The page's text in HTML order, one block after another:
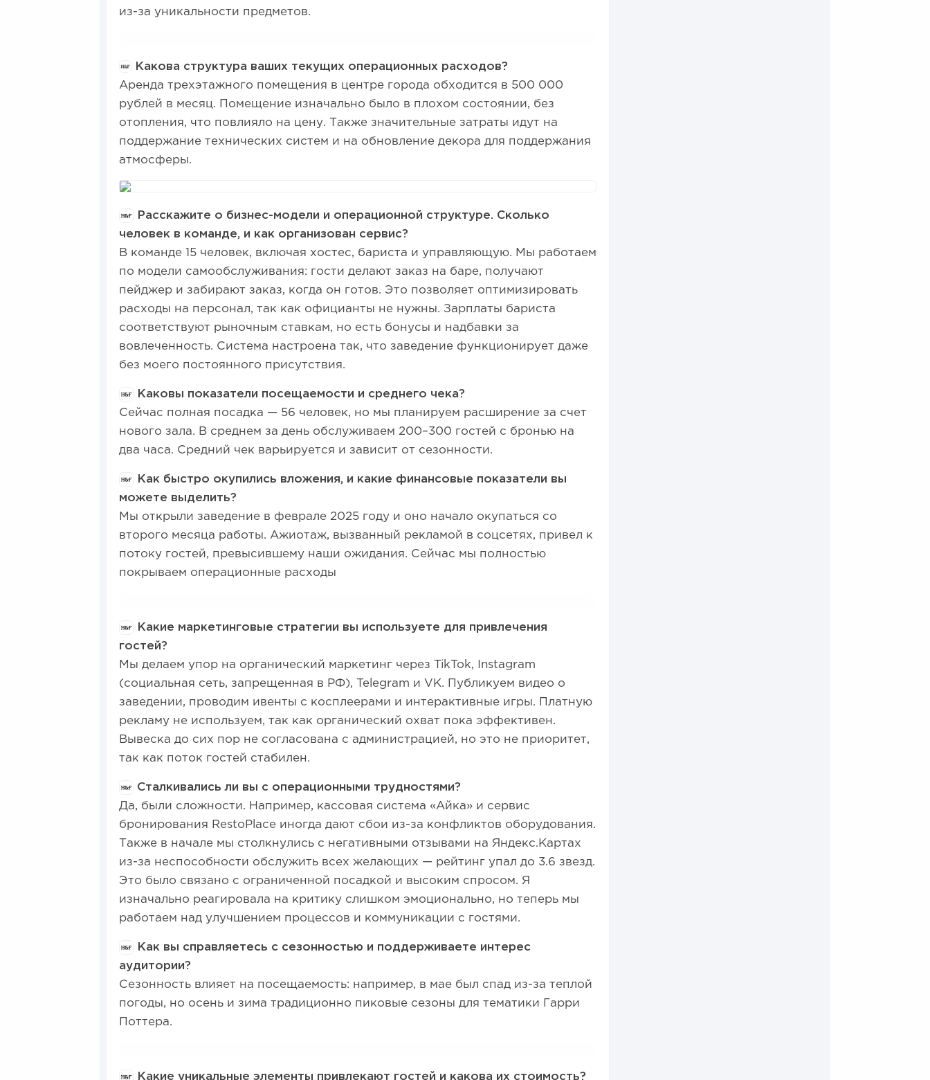
из-за уникальности предметов.
Какова структура ваших текущих операционных расходов?
Аренда трехэтажного помещения в центре города обходится в 500 000
рублей в месяц. Помещение изначально было в плохом состоянии, без
отопления, что повлияло на цену. Также значительные затраты идут на
поддержание технических систем и на обновление декора для поддержания
атмосферы.
Расскажите о бизнес-модели и операционной структуре. Сколько
человек в команде, и как организован сервис?
В команде 15 человек, включая хостес, бариста и управляющую. Мы работаем
по модели самообслуживания: гости делают заказ на баре, получают
пейджер и забирают заказ, когда он готов. Это позволяет оптимизировать
расходы на персонал, так как официанты не нужны. Зарплаты бариста
соответствуют рыночным ставкам, но есть бонусы и надбавки за
вовлеченность. Система настроена так, что заведение функционирует даже
без моего постоянного присутствия.
Каковы показатели посещаемости и среднего чека?
Сейчас полная посадка — 56 человек, но мы планируем расширение за счет
нового зала. В среднем за день обслуживаем 200–300 гостей с бронью на
два часа. Средний чек варьируется и зависит от сезонности.
Как быстро окупились вложения, и какие финансовые показатели вы
можете выделить?
Мы открыли заведение в феврале 2025 году и оно начало окупаться со
второго месяца работы. Ажиотаж, вызванный рекламой в соцсетях, привел к
потоку гостей, превысившему наши ожидания. Сейчас мы полностью
покрываем операционные расходы
Какие маркетинговые стратегии вы используете для привлечения
гостей?
Мы делаем упор на органический маркетинг через TikTok, Instagram
(социальная сеть, запрещенная в РФ), Telegram и VK. Публикуем видео о
заведении, проводим ивенты с косплеерами и интерактивные игры. Платную
рекламу не используем, так как органический охват пока эффективен.
Вывеска до сих пор не согласована с администрацией, но это не приоритет,
так как поток гостей стабилен.
Сталкивались ли вы с операционными трудностями?
Да, были сложности. Например, кассовая система «Айка» и сервис
бронирования RestoPlace иногда дают сбои из-за конфликтов оборудования.
Также в начале мы столкнулись с негативными отзывами на Яндекс.Картах
из-за неспособности обслужить всех желающих — рейтинг упал до 3.6 звезд.
Это было связано с ограниченной посадкой и высоким спросом. Я
изначально реагировала на критику слишком эмоционально, но теперь мы
работаем над улучшением процессов и коммуникации с гостями.
Как вы справляетесь с сезонностью и поддерживаете интерес
аудитории?
Сезонность влияет на посещаемость: например, в мае был спад из-за теплой
погоды, но осень и зима традиционно пиковые сезоны для тематики Гарри
Поттера.
Какие уникальные элементы привлекают гостей и какова их стоимость?